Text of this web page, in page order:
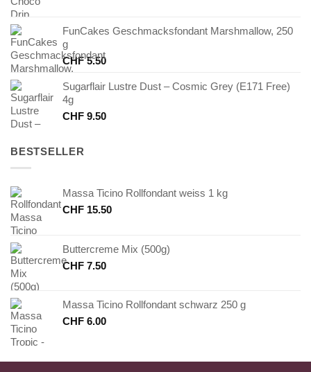
FunCakes Geschmacksfondant Marshmallow, 250
g
CHF5.50
Sugarflair Lustre Dust – Cosmic Grey (E171 Free)
4g
CHF 9.50
BESTSELLER
Massa Ticino Rollfondant weiss 1 kg
CHF 15.50
Buttercreme Mix (500g)
CHF 7.50
Massa Ticino Rollfondant schwarz 250 g
CHF 6.00